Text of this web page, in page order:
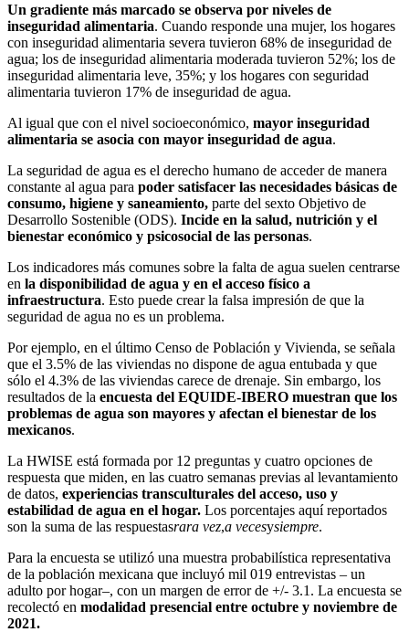
Un gradiente más marcado se observa por niveles de
inseguridad alimentaria. Cuando responde una mujer, los hogares
con inseguridad alimentaria severa tuvieron 68% de inseguridad de
agua; los de inseguridad alimentaria moderada tuvieron 52%; los de
inseguridad alimentaria leve, 35%; y los hogares con seguridad
alimentaria tuvieron 17% de inseguridad de agua.
Al igual que con el nivel socioeconómico, mayor inseguridad
alimentaria se asocia con mayor inseguridad de agua.
La seguridad de agua es el derecho humano de acceder de manera
constante al agua para poder satisfacer las necesidades básicas de
consumo, higiene y saneamiento, parte del sexto Objetivo de
Desarrollo Sostenible (ODS). Incide en la salud, nutrición y el
bienestar económico y psicosocial de las personas.
Los indicadores más comunes sobre la falta de agua suelen centrarse
en la disponibilidad de agua y en el acceso físico a
infraestructura. Esto puede crear la falsa impresión de que la
seguridad de agua no es un problema.
Por ejemplo, en el último Censo de Población y Vivienda, se señala
que el 3.5% de las viviendas no dispone de agua entubada y que
sólo el 4.3% de las viviendas carece de drenaje. Sin embargo, los
resultados de la encuesta del EQUIDE-IBERO muestran que los
problemas de agua son mayores y afectan el bienestar de los
mexicanos.
La HWISE está formada por 12 preguntas y cuatro opciones de
respuesta que miden, en las cuatro semanas previas al levantamiento
de datos, experiencias transculturales del acceso, uso y
estabilidad de agua en el hogar. Los porcentajes aquí reportados
son la suma de las respuestasrara vez,a vecesysiempre.
Para la encuesta se utilizó una muestra probabilística representativa
de la población mexicana que incluyó mil 019 entrevistas – un
adulto por hogar–, con un margen de error de +/- 3.1. La encuesta se
recolectó en modalidad presencial entre octubre y noviembre de
2021.